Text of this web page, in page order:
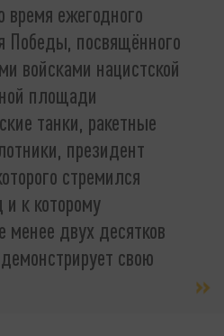
время ежегодного
Победы, посвящённого
войсками нацистской
площади
танки, ракетные
президент
стремился
и к которому
менее двух десятков
свою